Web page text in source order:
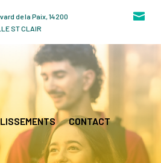
de la Paix, 14200
ST CLAIR

CONTACT